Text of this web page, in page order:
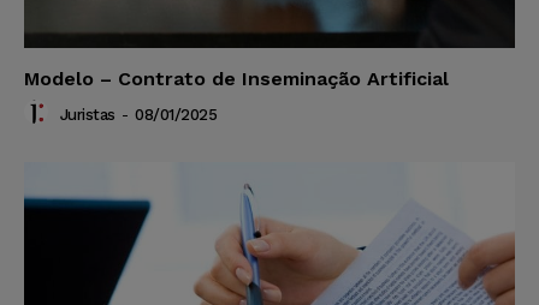
Modelo – Contrato de Inseminação Artificial
Juristas - 08/01/2025